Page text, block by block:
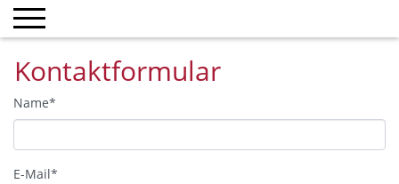
Kontaktformular
Name*
E-Mail*